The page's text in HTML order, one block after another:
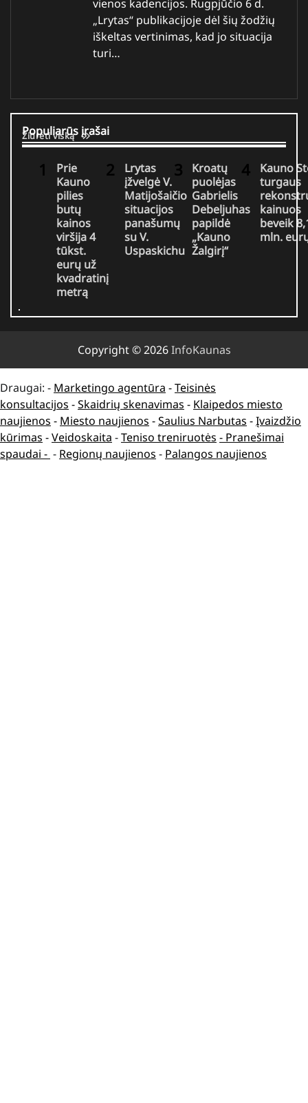
vienos kadencijos. Rugpjūčio 6 d.
„Lrytas“ publikacijoje dėl šių žodžių
iškeltas vertinimas, kad jo situacija
turi…
Populiarūs įrašai
Žiūrėti viską
Prie
Kauno
pilies
butų
kainos
viršija 4
tūkst.
eurų už
kvadratinį
metrą
Lrytas
įžvelgė V.
Matijošaičio
situacijos
panašumų
su V.
Uspaskichu
Kroatų
puolėjas
Gabrielis
Debeljuhas
papildė
„Kauno
Žalgirį“
Kauno
turgaus
kainuos
beveik
mln.
Copyright © 2026InfoKaunas
Draugai: - Marketingo agentūra -Teisinės
konsultacijos -Skaidrių skenavimas - Klaipedos miesto
naujienos - Miesto naujienos -Saulius Narbutas -Įvaizdžio
kūrimas -Veidoskaita -Teniso treniruotės - Pranešimai
spaudai - - Regionų naujienos - Palangos naujienos